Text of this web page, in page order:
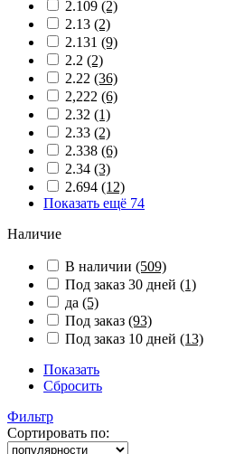
2.109 (2)
2.13 (2)
2.131 (9)
2.2 (2)
2.22 (36)
2,222 (6)
2.32 (1)
2.33 (2)
2.338 (6)
2.34 (3)
2.694 (12)
Показать ещё 74
Наличие
В наличии (509)
Под заказ 30 дней (1)
да (5)
Под заказ (93)
Под заказ 10 дней (13)
Показать
Сбросить
Фильтр
Сортировать по: